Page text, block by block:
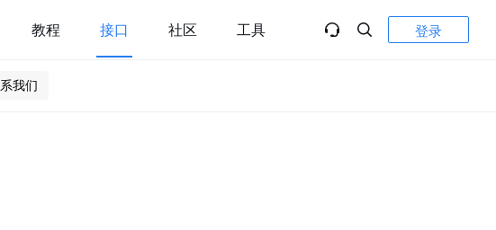
教程 接口 社区 工具 登录
我们